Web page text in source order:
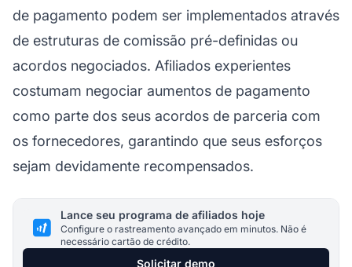
de pagamento podem ser implementados através
de estruturas de comissão pré-definidas ou
acordos negociados. Afiliados experientes
costumam negociar aumentos de pagamento
como parte dos seus acordos de parceria com
os fornecedores, garantindo que seus esforços
sejam devidamente recompensados.
Lance seu programa de afiliados hoje
Configure o rastreamento avançado em minutos. Não é
necessário cartão de crédito.
Solicitar demo